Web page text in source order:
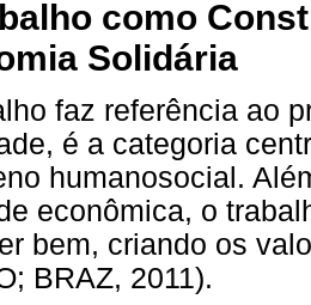
como
Solidária
faz referência ao
é a categoria
humanosocial.
econômica, o
bem, criando os
BRAZ, 2011).